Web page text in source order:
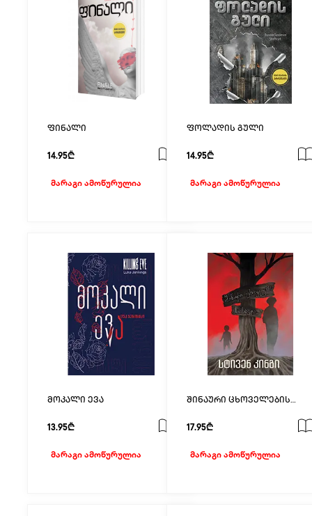
ფინალი
14.95₾
მარაგი ამოწურულია
ფოლადის გული
14.95₾
მარაგი ამოწურულია
მოკალი ევა
13.95₾
მარაგი ამოწურულია
შინაური ცხოველების
17.95₾
მარაგი ამოწურულია